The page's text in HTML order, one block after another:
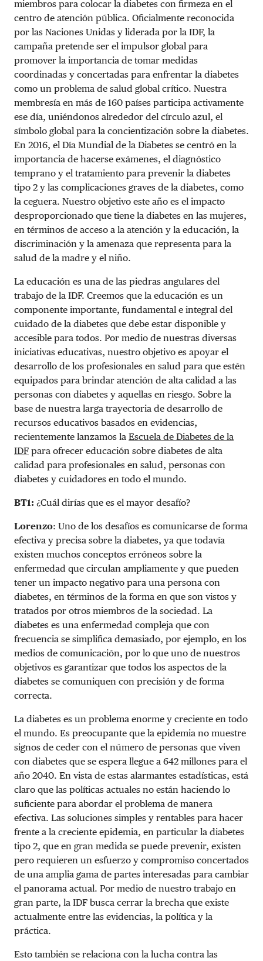
miembros para colocar la diabetes con firmeza en el
centro de atención pública. Oficialmente reconocida
por las Naciones Unidas y liderada por la IDF, la
campaña pretende ser el impulsor global para
promover la importancia de tomar medidas
coordinadas y concertadas para enfrentar la diabetes
como un problema de salud global crítico. Nuestra
membresía en más de 160 países participa activamente
ese día, uniéndonos alrededor del círculo azul, el
símbolo global para la concientización sobre la diabetes.
En 2016, el Día Mundial de la Diabetes se centró en la
importancia de hacerse exámenes, el diagnóstico
temprano y el tratamiento para prevenir la diabetes
tipo 2 y las complicaciones graves de la diabetes, como
la ceguera. Nuestro objetivo este año es el impacto
desproporcionado que tiene la diabetes en las mujeres,
en términos de acceso a la atención y la educación, la
discriminación y la amenaza que representa para la
salud de la madre y el niño.
La educación es una de las piedras angulares del
trabajo de la IDF. Creemos que la educación es un
componente importante, fundamental e integral del
cuidado de la diabetes que debe estar disponible y
accesible para todos. Por medio de nuestras diversas
iniciativas educativas, nuestro objetivo es apoyar el
desarrollo de los profesionales en salud para que estén
equipados para brindar atención de alta calidad a las
personas con diabetes y aquellas en riesgo. Sobre la
base de nuestra larga trayectoria de desarrollo de
recursos educativos basados ​​en evidencias,
recientemente lanzamos la Escuela de Diabetes de la
IDF para ofrecer educación sobre diabetes de alta
calidad para profesionales en salud, personas con
diabetes y cuidadores en todo el mundo.
BT1: ¿Cuál dirías que es el mayor desafío?
Lorenzo: Uno de los desafíos es comunicarse de forma
efectiva y precisa sobre la diabetes, ya que todavía
existen muchos conceptos erróneos sobre la
enfermedad que circulan ampliamente y que pueden
tener un impacto negativo para una persona con
diabetes, en términos de la forma en que son vistos y
tratados por otros miembros de la sociedad. La
diabetes es una enfermedad compleja que con
frecuencia se simplifica demasiado, por ejemplo, en los
medios de comunicación, por lo que uno de nuestros
objetivos es garantizar que todos los aspectos de la
diabetes se comuniquen con precisión y de forma
correcta.
La diabetes es un problema enorme y creciente en todo
el mundo. Es preocupante que la epidemia no muestre
signos de ceder con el número de personas que viven
con diabetes que se espera llegue a 642 millones para el
año 2040. En vista de estas alarmantes estadísticas, está
claro que las políticas actuales no están haciendo lo
suficiente para abordar el problema de manera
efectiva. Las soluciones simples y rentables para hacer
frente a la creciente epidemia, en particular la diabetes
tipo 2, que en gran medida se puede prevenir, existen
pero requieren un esfuerzo y compromiso concertados
de una amplia gama de partes interesadas para cambiar
el panorama actual. Por medio de nuestro trabajo en
gran parte, la IDF busca cerrar la brecha que existe
actualmente entre las evidencias, la política y la
práctica.
Esto también se relaciona con la lucha contra las